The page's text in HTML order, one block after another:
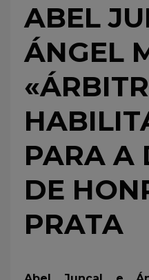
ABEL
ÁNGEL
PARA A
DE
PRATA